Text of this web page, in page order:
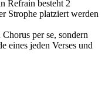
Refrain besteht 2
Strophe platziert werden
per se, sondern
eines jeden Verses und